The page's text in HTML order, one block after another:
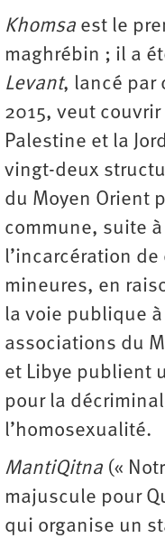
Khomsa est le
maghrébin ; il a
Levant, lancé par
2015, veut
Palestine et la
vingt-deux
du Moyen Orient
commune, suite
l’incarcération
mineures, en
la voie publique
associations du
et Libye publient
pour la
l’homosexualité.
MantiQitna («
majuscule pour
qui organise un